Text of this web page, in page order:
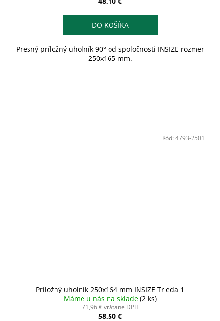
DO KOŠÍKA
Presný príložný uholník 90° od spoločnosti INSIZE rozmer
250x165 mm.
Príložný uholník 250x164 mm INSIZE Trieda 1
Máme u nás na sklade (2 ks)
71,96 € vrátane DPH
58,50 €
Kód: 4793-2501